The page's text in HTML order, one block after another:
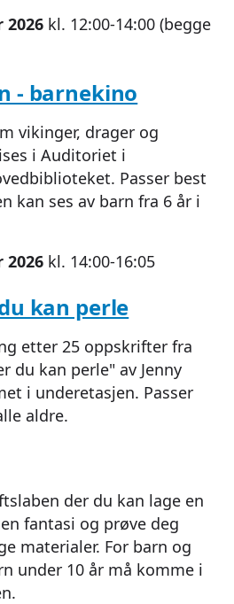
2026 kl. 12:00-14:00 (begge
- barnekino
vikinger, drager og
i Auditoriet i
Passer best
kan ses av barn fra 6 år i
2026 kl. 14:00-16:05
kan perle
etter 25 oppskrifter fra
du kan perle" av Jenny
i underetasjen. Passer
aldre.
der du kan lage en
fantasi og prøve deg
materialer. For barn og
under 10 år må komme i